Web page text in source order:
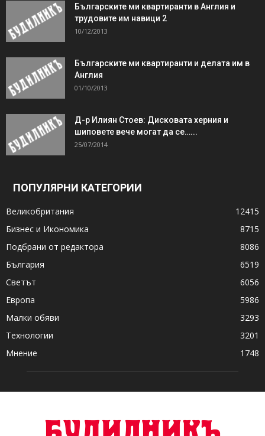
Българските ми квартиранти в Англия и
трудовите им навици 2
10/12/2013
Българските ми квартиранти и делата им в
Англия
01/10/2013
Д-р Илиян Стоев: Дисковата херния и
шиповете вече могат да се…...
25/07/2014
ПОПУЛЯРНИ КАТЕГОРИИ
Великобритания
12415
Бизнес и Икономика
8715
Подбрани от редактора
8086
България
6519
Светът
6056
Европа
5986
Малки обяви
3293
Технологии
3201
Мнение
1748